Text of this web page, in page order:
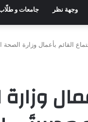
وجهة نظر جامعات و
القائم بأعمال وزارة الصحة